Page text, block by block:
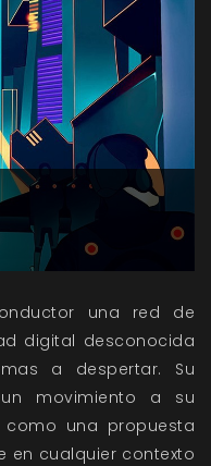
una red de
digital desconocida
a despertar. Su
movimiento a su
como una propuesta
en cualquier contexto